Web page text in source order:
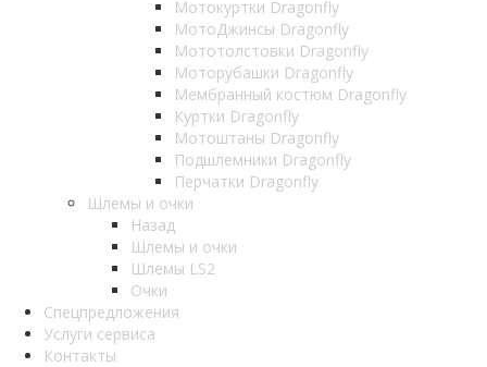
Мотокуртки Dragonfly
МотоДжинсы Dragonfly
Мототолстовки Dragonfly
Моторубашки Dragonfly
Мембранный костюм Dragonfly
Куртки Dragonfly
Мотоштаны Dragonfly
Подшлемники Dragonfly
Перчатки Dragonfly
Шлемы и очки
Назад
Шлемы и очки
Шлемы LS2
Очки
Спецпредложения
Услуги сервиса
Контакты